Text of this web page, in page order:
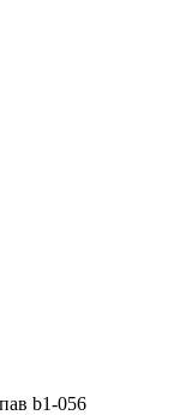
b1-056